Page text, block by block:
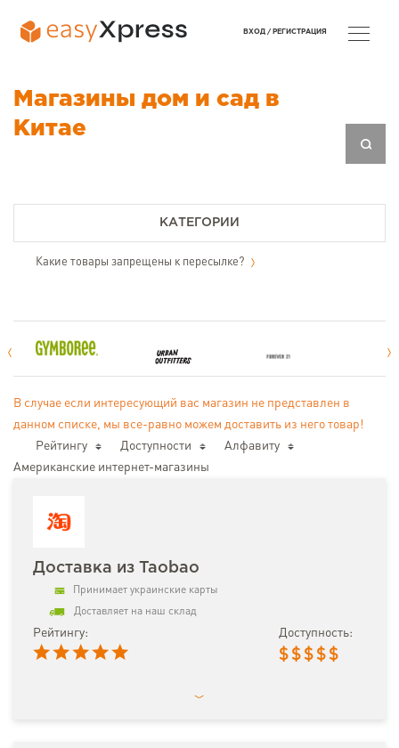
Магазины дом и сад в
Китае
КАТЕГОРИИ
Какие товары запрещены к пересылке?
В случае если интересующий вас магазин не представлен в
данном списке, мы все-равно можем доставить из него товар!
Рейтингу
Доступности
Алфавиту
Американские интернет-магазины
Доставка из Taobao
Принимает украинские карты
Доставляет на наш склад
Рейтингу: Доступность:
$ $ $ $ $
ВХОД / РЕГИСТРАЦИЯ